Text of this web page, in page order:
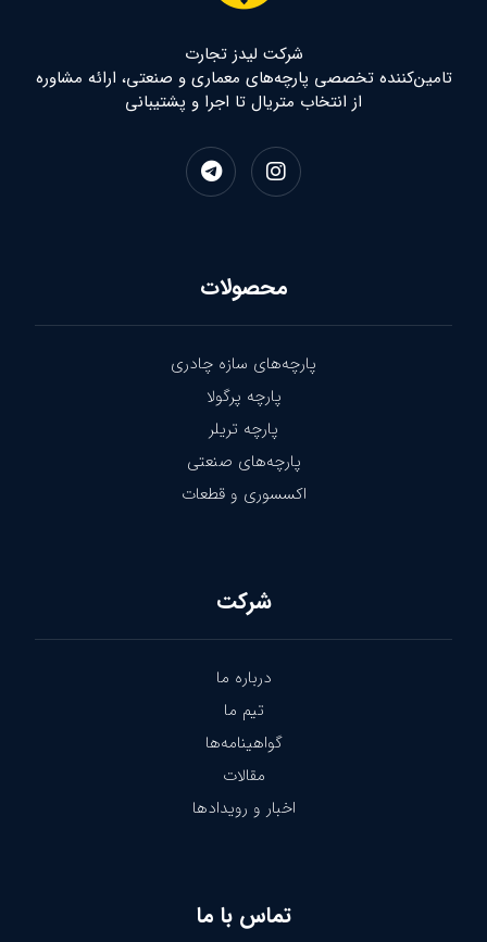
شرکت لیدز تجارت
تامین‌کننده تخصصی پارچه‌های معماری و صنعتی، ارائه مشاوره
از انتخاب متریال تا اجرا و پشتیبانی
محصولات
پارچه‌های سازه چادری
پارچه پرگولا
پارچه تریلر
پارچه‌های صنعتی
اکسسوری و قطعات
شرکت
درباره ما
تیم ما
گواهینامه‌ها
مقالات
اخبار و رویدادها
تماس با ما